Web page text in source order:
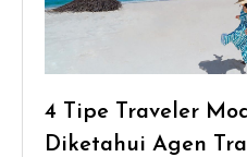
4 Tipe Traveler
Diketahui Agen